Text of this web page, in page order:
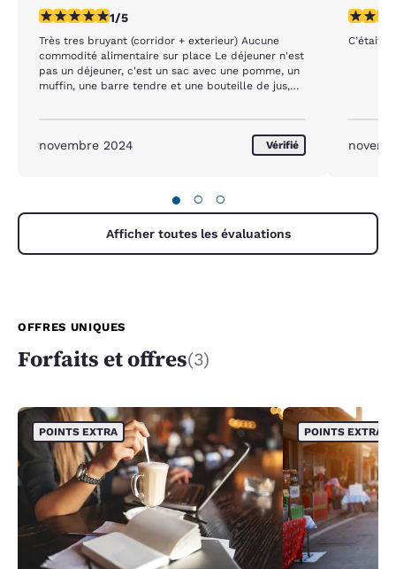
1 étoile. Moyen. 1 commentaire
1/5
Très tres bruyant (corridor + exterieur) Aucune
commodité alimentaire sur place Le déjeuner n'est
pas un déjeuner, c'est un sac avec une pomme, un
muffin, une barre tendre et une bouteille de jus,
novembre 2024 Vérifié
5
C’était
● ○ ○
Afficher toutes les évaluations
OFFRES UNIQUES
Forfaits et offres(3)
POINTS EXTRA POINTS EXTRA